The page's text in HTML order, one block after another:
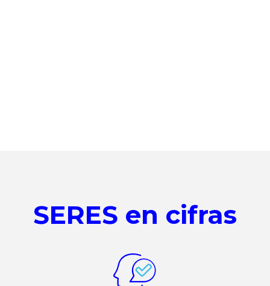
SERES en cifras